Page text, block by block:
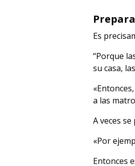
Es
“Porque
su casa,
a las
A veces
«Por
Entonces